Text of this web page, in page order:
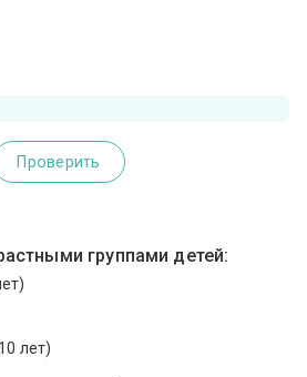
Проверить
группами детей:
лет)